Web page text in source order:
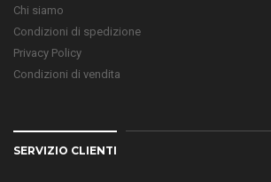
Chi siamo
Condizioni di spedizione
Privacy Policy
Condizioni di vendita
SERVIZIO CLIENTI